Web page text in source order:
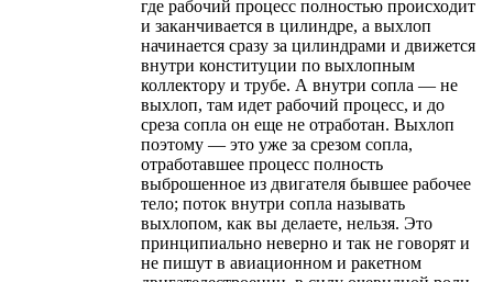
где рабочий процесс полностью происходит
и заканчивается в цилиндре, а выхлоп
начинается сразу за цилиндрами и движется
внутри конституции по выхлопным
коллектору и трубе. А внутри сопла — не
выхлоп, там идет рабочий процесс, и до
среза сопла он еще не отработан. Выхлоп
поэтому — это уже за срезом сопла,
отработавшее процесс полность
выброшенное из двигателя бывшее рабочее
тело; поток внутри сопла называть
выхлопом, как вы делаете, нельзя. Это
принципиально неверно и так не говорят и
не пишут в авиационном и ракетном